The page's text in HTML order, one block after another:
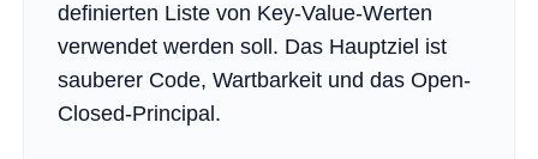
definierten Liste von Key-Value-Werten
verwendet werden soll. Das Hauptziel ist
sauberer Code, Wartbarkeit und das Open-
Closed-Principal.